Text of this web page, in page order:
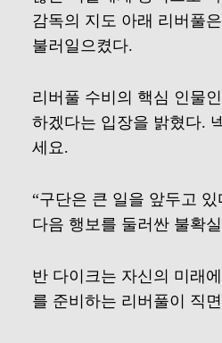
감독의 지도 아래 리버풀
불러일으켰다.
리버풀 수비의 핵심 인물
하겠다는 입장을 밝혔다.
세요.
“구단은 큰 일을 앞두고
다음 행보를 둘러싼 불확
반 다이크는 자신의 미래
를 준비하는 리버풀이 직